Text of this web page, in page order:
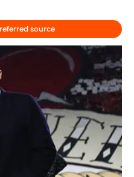
source